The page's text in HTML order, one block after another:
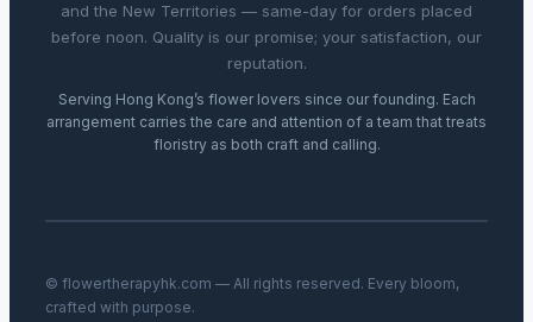
and the New Territories — same-day for orders placed
before noon. Quality is our promise; your satisfaction, our
reputation.
Serving Hong Kong’s flower lovers since our founding. Each
arrangement carries the care and attention of a team that treats
floristry as both craft and calling.
© flowertherapyhk.com — All rights reserved. Every bloom,
crafted with purpose.